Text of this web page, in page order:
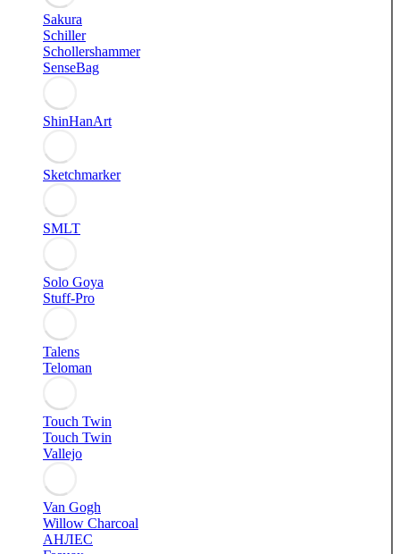
Sakura
Schiller
Schollershammer
SenseBag
ShinHanArt
Sketchmarker
SMLT
Solo Goya
Stuff-Pro
Talens
Teloman
Touch Twin
Touch Twin
Vallejo
Van Gogh
Willow Charcoal
АНЛЕС